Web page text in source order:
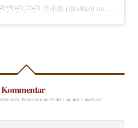
̫͡-ʕ•̫͡•ʔ 于小惑 (@xillan) on Jun 25,
Kommentar
Erforderliche Felder sind mit * markiert